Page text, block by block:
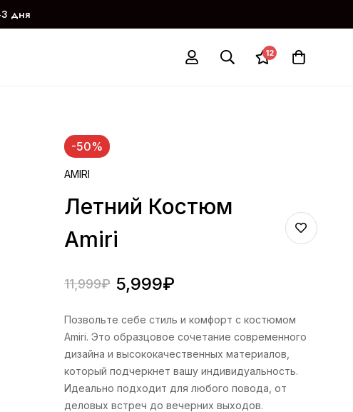
дня
12
-50%
AMIRI
Летний Костюм
Amiri
11,999₽ 5,999₽
Позвольте себе стиль и комфорт с костюмом
Amiri. Это образцовое сочетание современного
дизайна и высококачественных материалов,
который подчеркнет вашу индивидуальность.
Идеально подходит для любого повода, от
деловых встреч до вечерних выходов.